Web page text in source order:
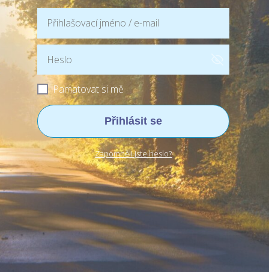
Pamatovat si mě
Přihlásit se
Zapomněli jste heslo?